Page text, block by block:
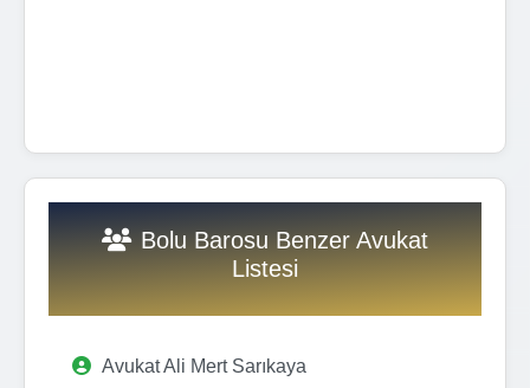
Bolu Barosu Benzer Avukat
Listesi
Avukat Ali Mert Sarıkaya